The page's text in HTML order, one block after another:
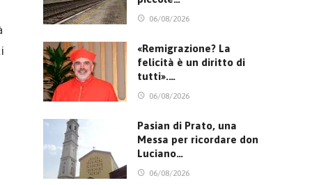
06/08/2026
«Remigrazione? La
felicità è un diritto di
tutti».…
06/08/2026
Pasian di Prato, una
Messa per ricordare don
Luciano…
06/08/2026